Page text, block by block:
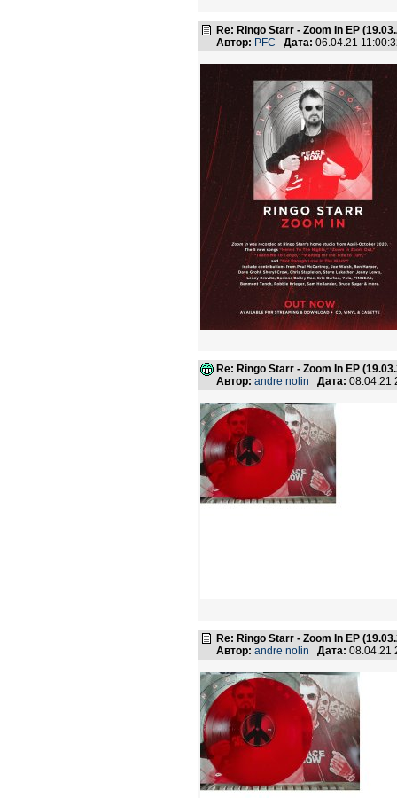
Re: Ringo Starr - Zoom In EP
Автор: PFC Дата: 06.04.21
Re: Ringo Starr - Zoom In EP
Автор: andre nolin Дата:
Re: Ringo Starr - Zoom In EP
Автор: andre nolin Дата: